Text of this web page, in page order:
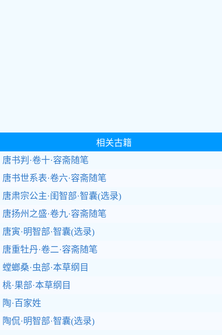
相关古籍
唐书判·卷十·容斋随笔
唐书世系表·卷六·容斋随笔
唐肃宗公主·闺智部·智囊(选录)
唐扬州之盛·卷九·容斋随笔
唐寅·明智部·智囊(选录)
唐重牡丹·卷二·容斋随笔
螳螂桑·虫部·本草纲目
桃·果部·本草纲目
陶·百家姓
陶侃·明智部·智囊(选录)